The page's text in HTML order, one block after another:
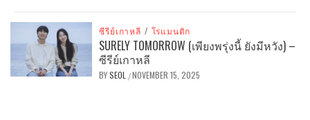
ซีรีย์เกาหลี / โรแมนติก
SURELY TOMORROW (เพียงพรุ่งนี้ ยังมีหวัง) –
ซีรีย์เกาหลี
BYSEOL /NOVEMBER 15, 2025